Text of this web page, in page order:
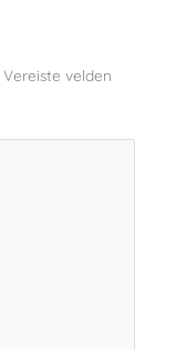
Vereiste velden